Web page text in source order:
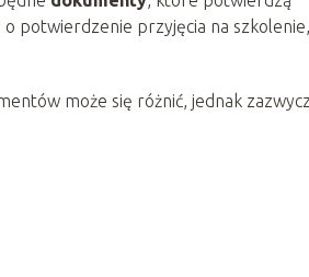
potwierdzenie przyjęcia na szkolenie,
może się różnić, jednak